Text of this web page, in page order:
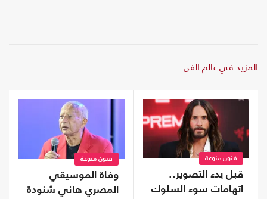
المزيد في عالم الفن
فنون منوعة
قبل بدء التصوير..
اتهامات سوء السلوك
فنون منوعة
وفاة الموسيقي
المصري هاني شنودة